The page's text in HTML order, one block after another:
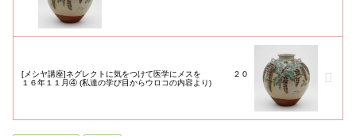
[メシヤ講座]ネグレクトに気をつけて医学にメスを ２０
１６年１１月④ (私達の学び目からウロコの内容より)